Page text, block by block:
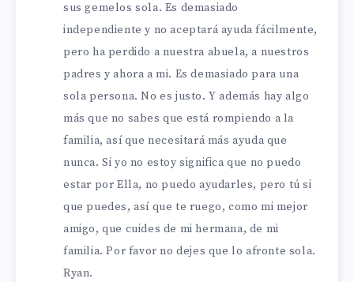
sus gemelossola. Es demasiado
independiente y no aceptará ayuda fácilmente,
pero ha perdido a nuestra abuela, a nuestros
padres y ahora a mi. Es demasiado para una
sola persona. No es justo. Y además hay algo
más que no sabes que está rompiendo a la
familia, así que necesitará más ayuda que
nunca. Si yo no estoy significa que no puedo
estar por Ella, no puedo ayudarles, pero tú si
que puedes, así que te ruego, como mi mejor
amigo, que cuides de mi hermana, de mi
familia. Por favor no dejes que lo afronte sola.
Ryan.